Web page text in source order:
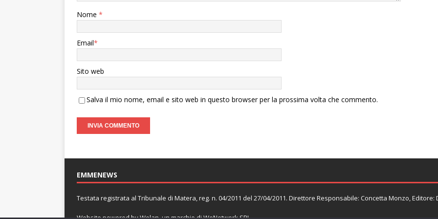
Nome *
Email*
Sito web
Salva il mio nome, email e sito web in questo browser per la prossima volta che commento.
EMMENEWS
Testata registrata al Tribunale di Matera, reg. n. 04/2011 del 27/04/2011. Direttore Responsabile: Concetta Monzo, Editore: